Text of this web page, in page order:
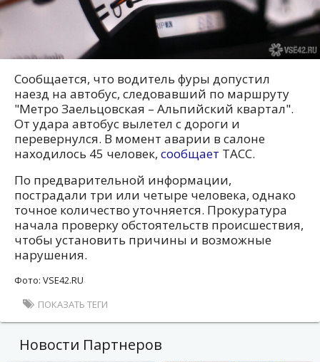
Сообщается, что водитель фуры допустил
наезд на автобус, следовавший по маршруту
"Метро Заельцовская – Альпийский квартал".
От удара автобус вылетел с дороги и
перевернулся. В момент аварии в салоне
находилось 45 человек, сообщает ТАСС.
По предварительной информации,
пострадали три или четыре человека, однако
точное количество уточняется. Прокуратура
начала проверку обстоятельств происшествия,
чтобы установить причины и возможные
нарушения.
Фото: VSE42.RU
ПОКАЗАТЬ ТЕГИ
Новости Партнеров